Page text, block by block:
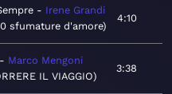
Irene Grandi
sfumature d'amore
4:10
Marco Mengoni
IL VIAGGIO
3:38